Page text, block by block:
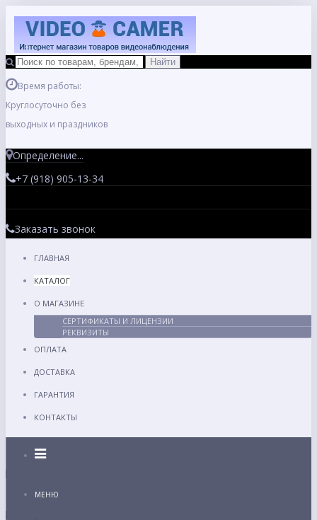
Время работы:
Круглосуточно без
выходных и праздников
Определение...
+7 (918) 905-13-34
Заказать звонок
ГЛАВНАЯ
КАТАЛОГ
О МАГАЗИНЕ
СЕРТИФИКАТЫ И ЛИЦЕНЗИИ
РЕКВИЗИТЫ
ОПЛАТА
ДОСТАВКА
ГАРАНТИЯ
КОНТАКТЫ
Каталог
МЕНЮ